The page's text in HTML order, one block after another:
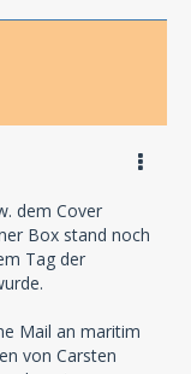
dem Cover
Box stand noch
Tag der
Mail an maritim
von Carsten